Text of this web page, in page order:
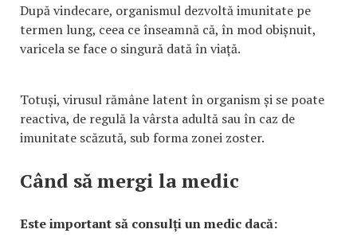
După vindecare, organismul dezvoltă imunitate pe
termen lung, ceea ce înseamnă că, în mod obișnuit,
varicela se face o singură dată în viață.
Totuși, virusul rămâne latent în organism și se poate
reactiva, de regulă la vârsta adultă sau în caz de
imunitate scăzută, sub forma zonei zoster.
Când să mergi la medic
Este important să consulți un medic dacă: